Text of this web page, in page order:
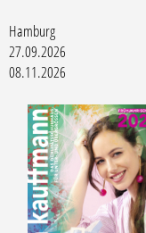
Hamburg
27.09.2026
08.11.2026